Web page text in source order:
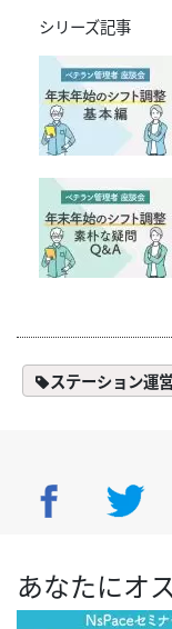
シリーズ記事
ステーション運
あなたにオ